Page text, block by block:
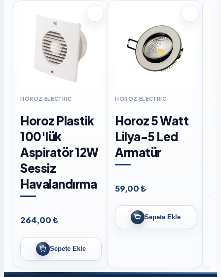
HOROZ ELECTRIC
Horoz Plastik
100'lük
Aspiratör 12W
Sessiz
Havalandırma
264,00 ₺
Sepete Ekle
HOROZ ELECTRIC
Horoz 5 Watt
Lilya-5 Led
Armatür
59,00 ₺
Sepete Ekle